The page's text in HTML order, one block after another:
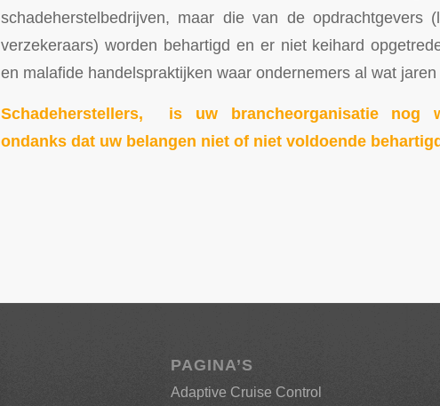
schadeherstelbedrijven, maar die van de opdrachtgevers
verzekeraars) worden behartigd en er niet keihard
en malafide handelspraktijken waar ondernemers al wat
Schadeherstellers, is uw brancheorganisatie nog
ondanks dat uw belangen niet of niet voldoende
PAGINA’S
Adaptive Cruise Control